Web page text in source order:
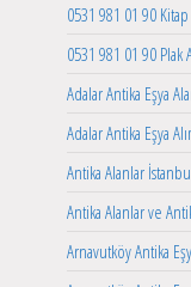
0531 981 01 90
0531 981 01 90 Plak
Adalar Antika Eşya
Adalar Antika Eşya
Antika Alanlar
Antika Alanlar ve
Arnavutköy Antika